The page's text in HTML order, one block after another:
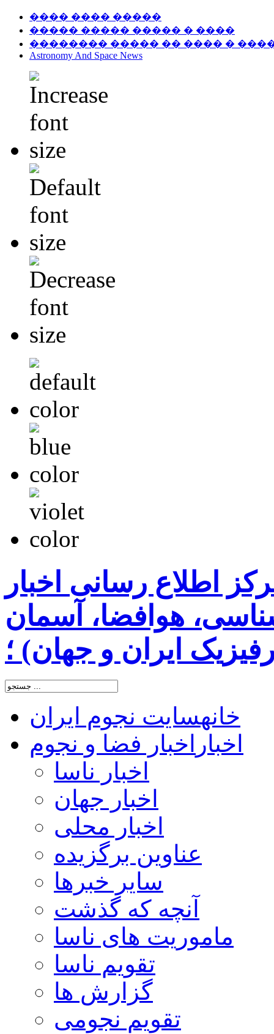
���� ���� �����
����� ����� ����� � ����
�������� ����� �� ���� �
Astronomy And Space News
اطلاع رسانی اخبار
هوافضا، آسمان
ایران و جهان) ؛
خانهسایت نجوم ایران
اخبار اخبار فضا و نجوم
اخبار ناسا
اخبار جهان
اخبار محلی
عناوین برگزیده
سایر خبرها
آنچه که گذشت
ماموریت های ناسا
تقویم ناسا
گزارش ها
تقویم نجومی